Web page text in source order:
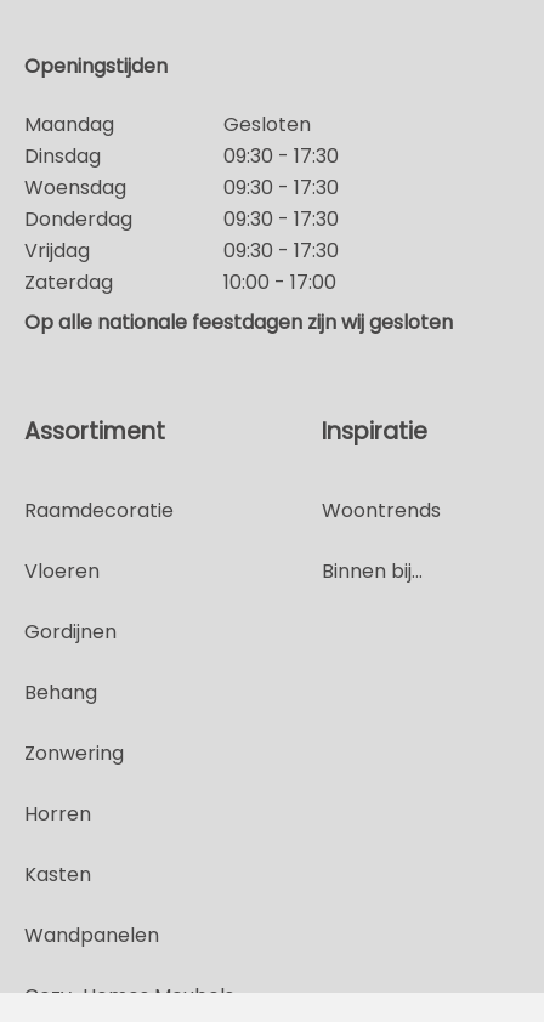
Openingstijden
Maandag
Gesloten
Dinsdag
09:30 - 17:30
Woensdag
09:30 - 17:30
Donderdag
09:30 - 17:30
Vrijdag
09:30 - 17:30
Zaterdag
10:00 - 17:00
Op alle nationale feestdagen zijn wij gesloten
Assortiment
Raamdecoratie
Vloeren
Gordijnen
Behang
Zonwering
Horren
Kasten
Wandpanelen
Cozy-Homes Meubels
Inspiratie
Woontrends
Binnen bij...